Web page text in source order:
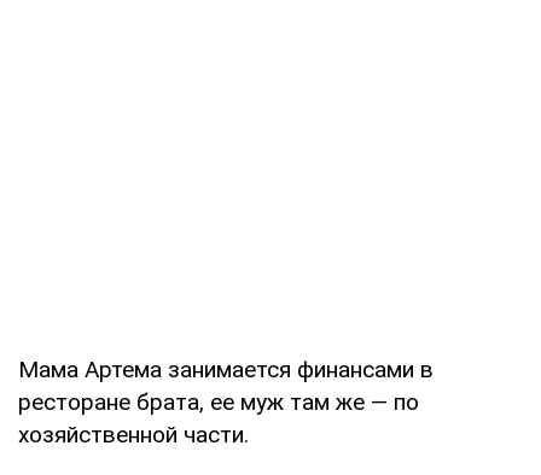
Мама Артема занимается финансами в
ресторане брата, ее муж там же — по
хозяйственной части.